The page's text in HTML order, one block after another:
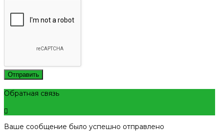
Отправить
Обратная связь
Ваше сообщение было успешно отправлено